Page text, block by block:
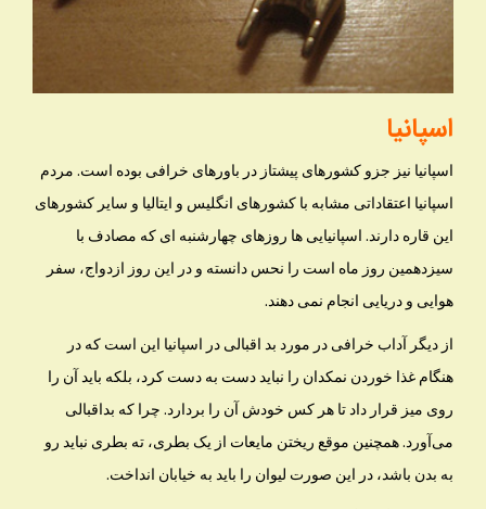
اسپانیا
اسپانیا نیز جزو کشورهای پیشتاز در باورهای خرافی بوده است. مردم
اسپانیا اعتقاداتی مشابه با کشورهای انگلیس و ایتالیا و سایر کشورهای
این قاره دارند. اسپانیایی ها روزهای چهارشنبه ای که مصادف با
سیزدهمین روز ماه است را نحس دانسته و در این روز ازدواج، سفر
هوایی و دریایی انجام نمی دهند.
از دیگر آداب خرافی در مورد بد اقبالی در اسپانیا این است که در
هنگام غذا خوردن نمکدان را نباید دست به دست کرد، بلکه باید آن را
روی میز قرار داد تا هر کس خودش آن را بردارد. چرا که بداقبالی
می‌آورد. همچنین موقع ریختن مایعات از یک بطری، ته بطری نباید رو
به بدن باشد، در این صورت لیوان را باید به خیابان انداخت.